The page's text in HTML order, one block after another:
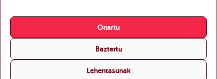
Onartu
Baztertu
Lehentasunak